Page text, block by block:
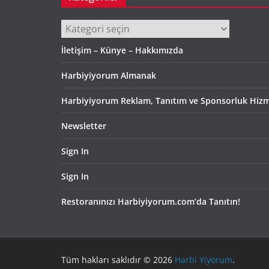
Kategoriler
İletişim – Künye – Hakkımızda
Harbiyiyorum Almanak
Harbiyiyorum Reklam, Tanıtım ve Sponsorluk
Newsletter
Sign In
Sign In
Restoranınızı Harbiyiyorum.com’da Tanıtın!
Tüm hakları saklıdır © 2026 Harbi Yiyorum.